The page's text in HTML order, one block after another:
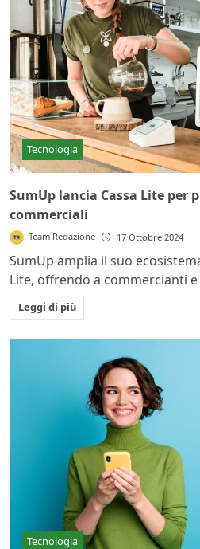
Tecnologia
SumUp lancia Cassa Lite per
commerciali
Team Redazione 17 Ottobre 2024
SumUp amplia il suo
Lite, offrendo a commercianti
Leggi di più
Tecnologia